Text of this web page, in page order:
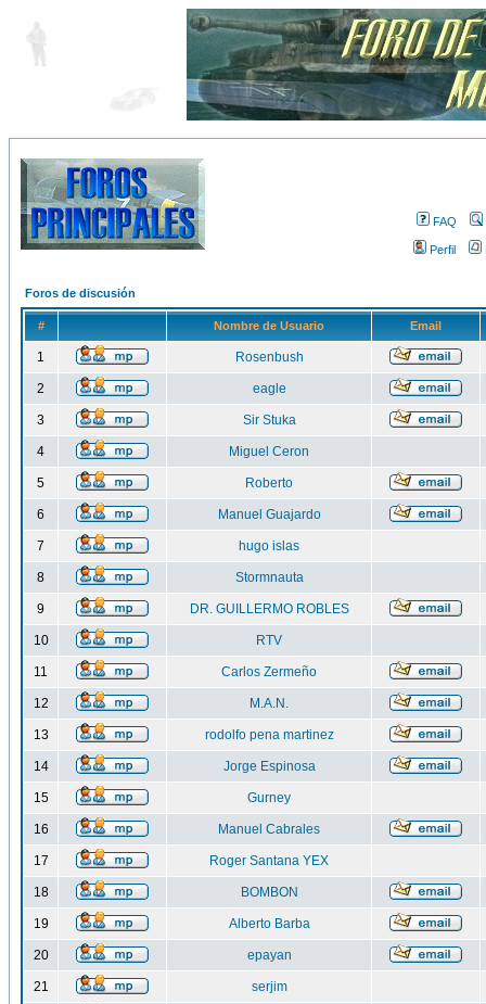
FAQ
Perfil
Foros de discusión
# Nombre de Usuario Email
1 Rosenbush
2 eagle
3 Sir Stuka
4 Miguel Ceron
5 Roberto
6 Manuel Guajardo
7 hugo islas
8 Stormnauta
9 DR. GUILLERMO ROBLES
10 RTV
11 Carlos Zermeño
12 M.A.N.
13 rodolfo pena martinez
14 Jorge Espinosa
15 Gurney
16 Manuel Cabrales
17 Roger Santana YEX
18 BOMBON
19 Alberto Barba
20 epayan
21 serjim